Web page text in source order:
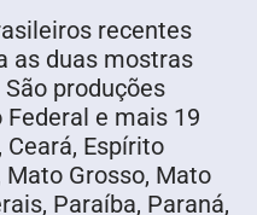
recentes
as duas mostras
produções
e mais 19
Ceará, Espírito
Mato Grosso, Mato
Paraíba, Paraná,